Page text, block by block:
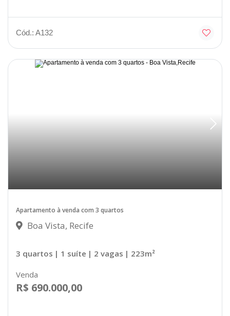
Cód.: A132
Apartamento à venda com 3 quartos
Boa Vista, Recife
3 quartos | 1 suíte | 2 vagas | 223m²
Venda
R$ 690.000,00